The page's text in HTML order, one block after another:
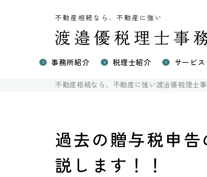
不動産相続なら、不動産に強い
事務所紹介 税理士紹介 サービス
不動産相続なら、不動産に強い渡邉優税理士
過去の贈与税申
説します！！